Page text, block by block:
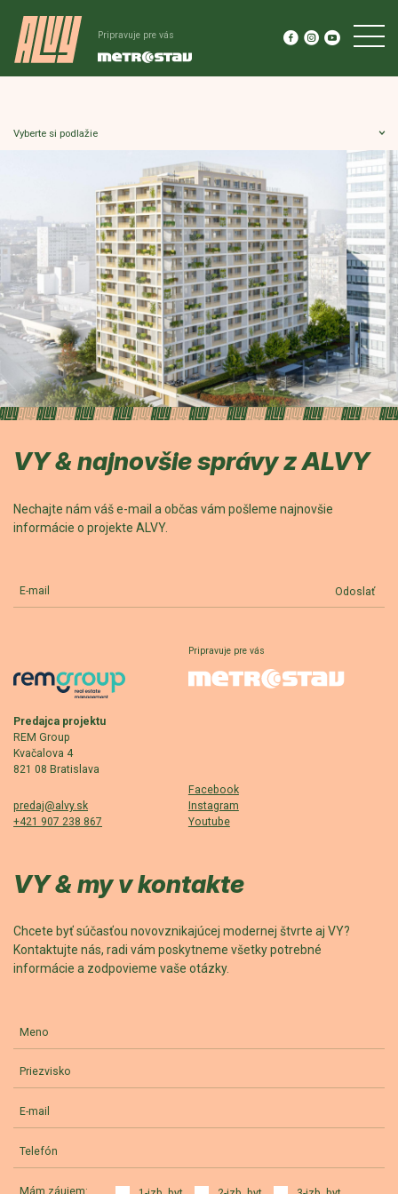
Pripravuje pre vás
VY & najnovšie správy z ALVY
Nechajte nám váš e-mail a občas vám pošleme najnovšie
informácie o projekte ALVY.
E-mail Odoslať
Predajca projektu
REM Group
Kvačalova 4
821 08 Bratislava
Pripravuje pre vás
predaj@alvy.sk
+421 907 238 867
Facebook
Instagram
Youtube
VY & my v kontakte
Chcete byť súčasťou novovznikajúcej modernej štvrte aj VY?
Kontaktujte nás, radi vám poskytneme všetky potrebné
informácie a zodpovieme vaše otázky.
Meno
Priezvisko
E-mail
Telefón